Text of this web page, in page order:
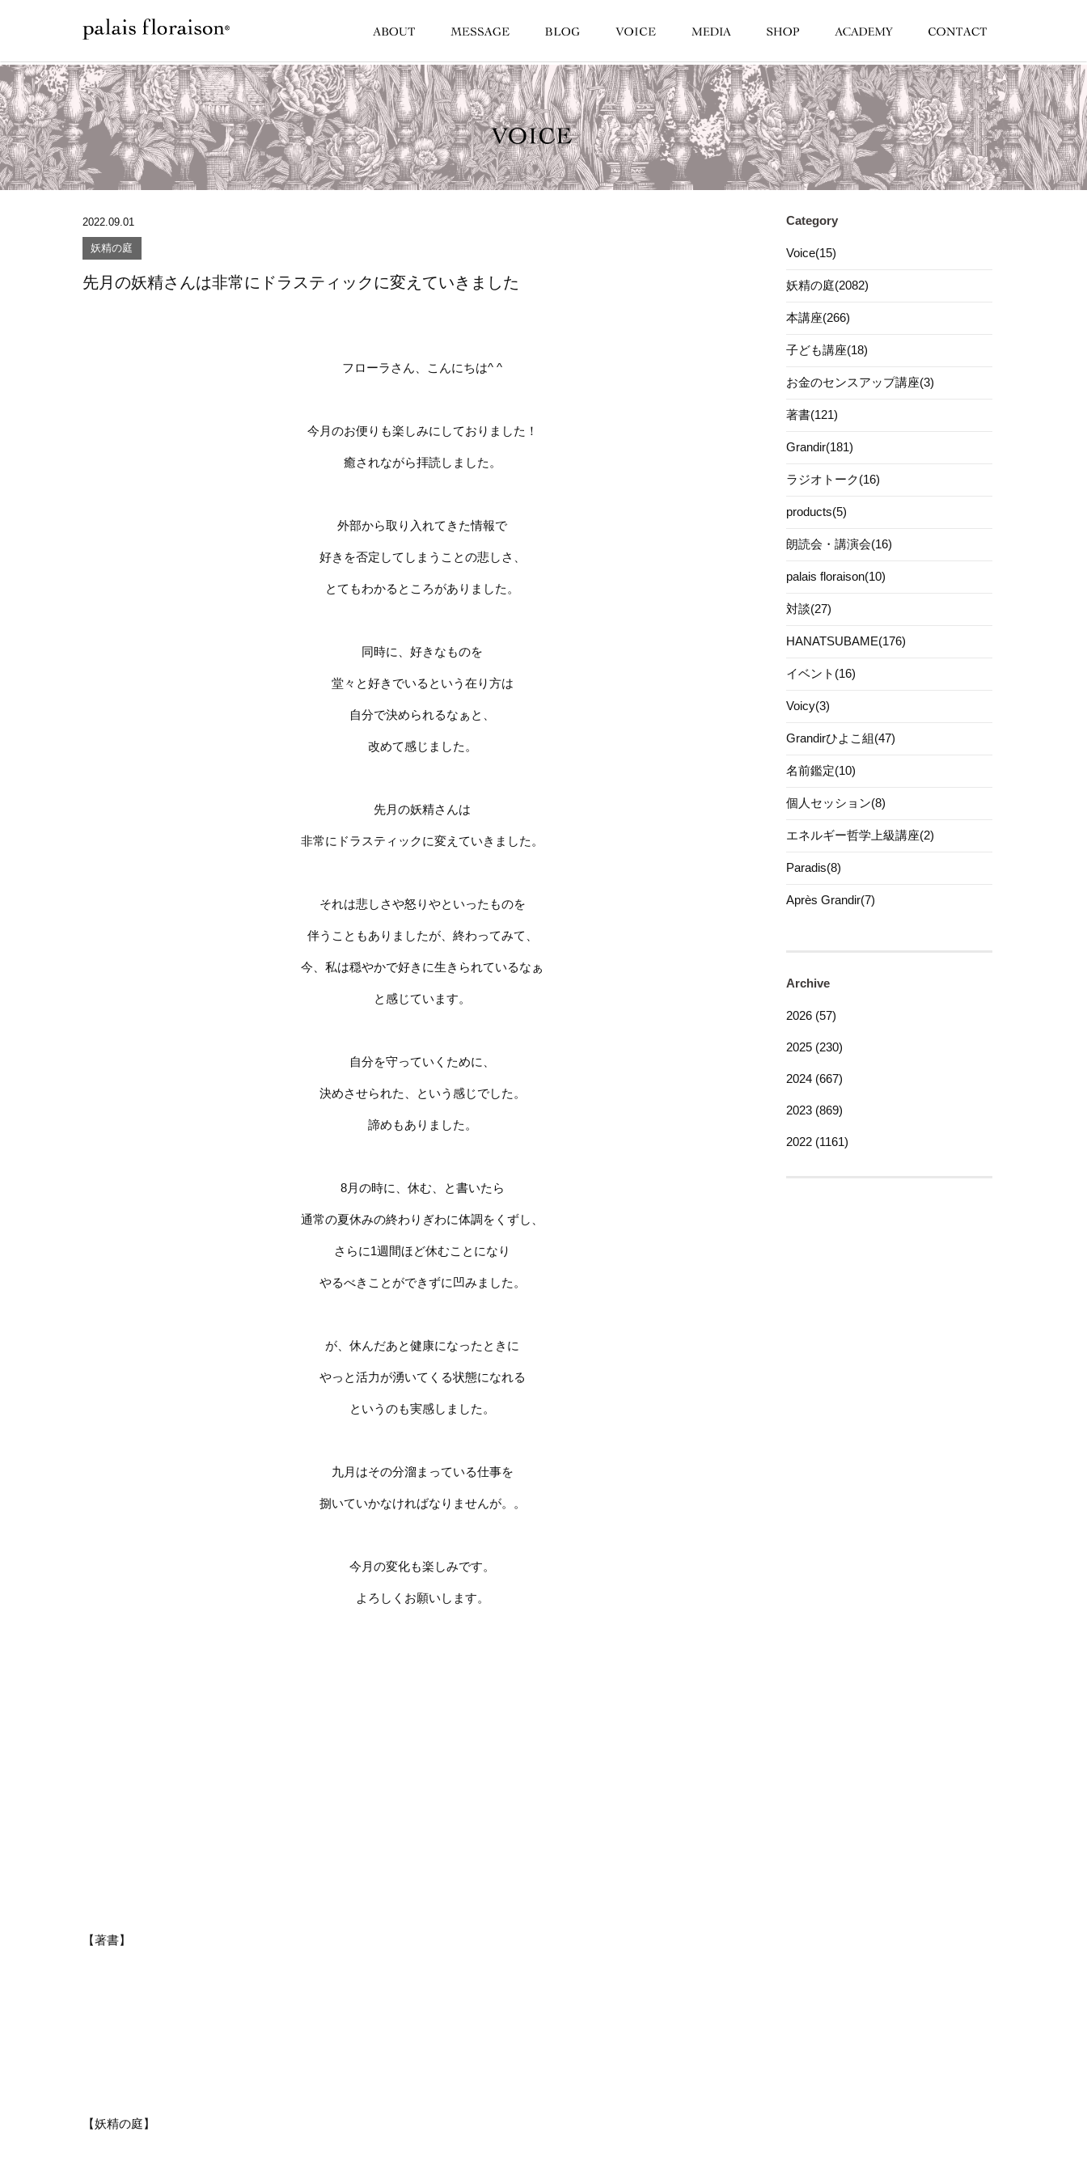
2022.09.01
妖精の庭
先月の妖精さんは非常にドラスティックに変えていきました
フローラさん、こんにちは^ ^
今月のお便りも楽しみにしておりました！
癒されながら拝読しました。
外部から取り入れてきた情報で
好きを否定してしまうことの悲しさ、
とてもわかるところがありました。
同時に、好きなものを
堂々と好きでいるという在り方は
自分で決められるなぁと、
改めて感じました。
先月の妖精さんは
非常にドラスティックに変えていきました。
それは悲しさや怒りやといったものを
伴うこともありましたが、終わってみて、
今、私は穏やかで好きに生きられているなぁ
と感じています。
自分を守っていくために、
決めさせられた、という感じでした。
諦めもありました。
8月の時に、休む、と書いたら
通常の夏休みの終わりぎわに体調をくずし、
さらに1週間ほど休むことになり
やるべきことができずに凹みました。
が、休んだあと健康になったときに
やっと活力が湧いてくる状態になれる
というのも実感しました。
九月はその分溜まっている仕事を
捌いていかなければなりませんが。。
今月の変化も楽しみです。
よろしくお願いします。
【著書】
【妖精の庭】
Category
Voice(15)
妖精の庭(2082)
本講座(266)
子ども講座(18)
お金のセンスアップ講座(3)
著書(121)
Grandir(181)
ラジオトーク(16)
products(5)
朗読会・講演会(16)
palais floraison(10)
対談(27)
HANATSUBAME(176)
イベント(16)
Voicy(3)
Grandirひよこ組(47)
名前鑑定(10)
個人セッション(8)
エネルギー哲学上級講座(2)
Paradis(8)
Après Grandir(7)
Archive
2026 (57)
2025 (230)
2024 (667)
2023 (869)
2022 (1161)